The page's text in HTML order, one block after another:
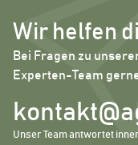
Wir helfen
Bei Fragen zu
Experten-Team
Unser Team antwortet